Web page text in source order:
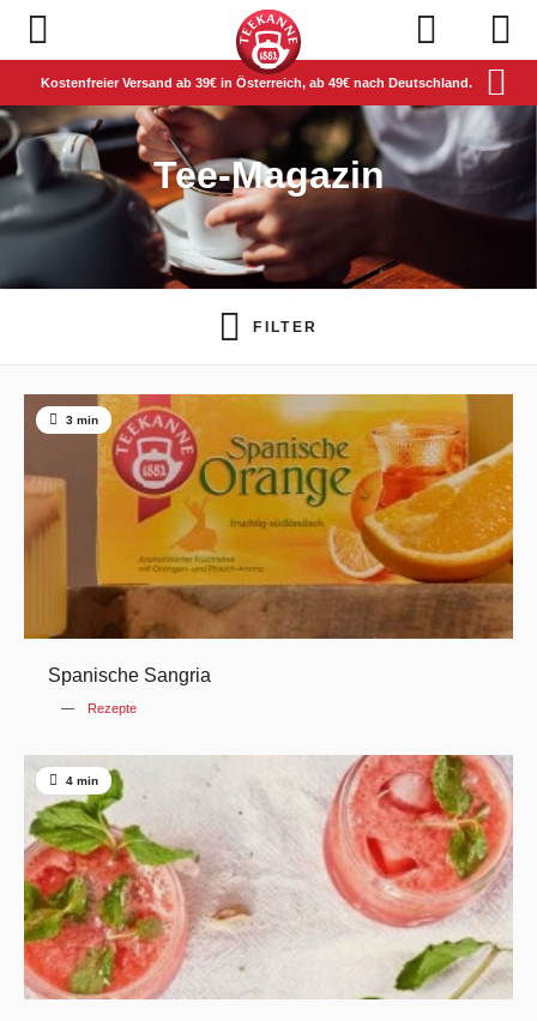
Navigation öffnen
Kostenfreier Versand ab 39€ in Österreich, ab 49€ nach Deutschland.
Tee-Magazin
FILTER
3 min
Spanische Sangria
Rezepte
4 min